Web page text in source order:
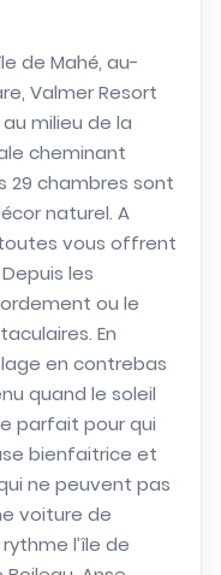
de Mahé, au-
Valmer Resort
milieu de la
cheminant
29 chambres sont
naturel. A
vous offrent
les
ou le
En
en contrebas
quand le soleil
parfait pour qui
bienfaitrice et
ne peuvent pas
voiture de
l’île de